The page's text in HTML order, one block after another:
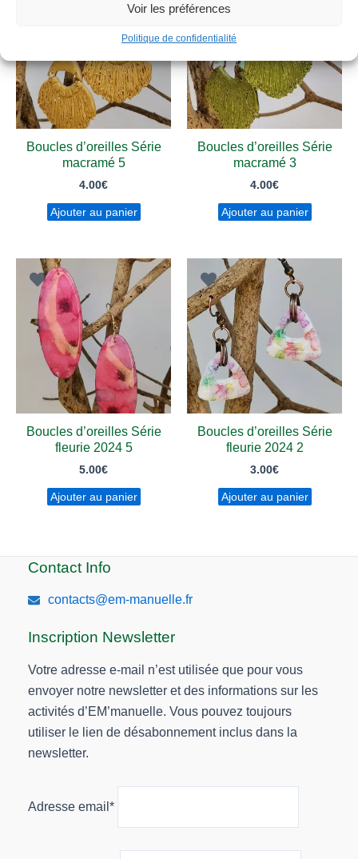
Voir les préférences
Politique de confidentialité
Boucles d’oreilles Série
macramé 5
4.00€
Ajouter au panier
Boucles d’oreilles Série
macramé 3
4.00€
Ajouter au panier
Boucles d’oreilles Série
fleurie 2024 5
5.00€
Ajouter au panier
Boucles d’oreilles Série
fleurie 2024 2
3.00€
Ajouter au panier
Contact Info
contacts@em-manuelle.fr
Inscription Newsletter
Votre adresse e-mail n’est utilisée que pour vous
envoyer notre newsletter et des informations sur les
activités d’EM’manuelle. Vous pouvez toujours
utiliser le lien de désabonnement inclus dans la
newsletter.
Adresse email*